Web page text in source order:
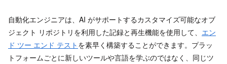
自動化エンジニアは、AI がサポートするカスタマイズ可能なオブ
ジェクト リポジトリを利用した記録と再生機能を使用して、 エン
ド ツー エンド テスト を素早く構築することができます。プラッ
トフォームごとに新しいツールや言語を学ぶのではなく、同じツ